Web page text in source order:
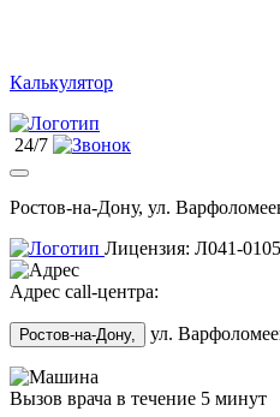
Калькулятор
24/7
Ростов-на-Дону, ул.
Лицензия: Л041-
Адрес call-центра:
Ростов-на-Дону, ул.
Вызов врача в течение 5 минут